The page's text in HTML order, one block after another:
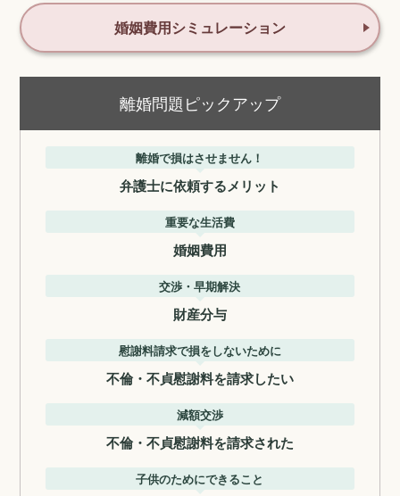
婚姻費用シミュレーション
離婚問題ピックアップ
離婚で損はさせません！
弁護士に依頼するメリット
重要な生活費
婚姻費用
交渉・早期解決
財産分与
慰謝料請求で損をしないために
不倫・不貞慰謝料を請求したい
減額交渉
不倫・不貞慰謝料を請求された
子供のためにできること